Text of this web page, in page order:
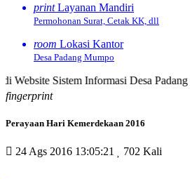
printLayanan Mandiri
Permohonan Surat, Cetak KK, dll
room Lokasi Kantor
Desa Padang Mumpo
Sistem Informasi Desa Padang
fingerprint
Perayaan Hari Kemerdekaan 2016
24 Ags 2016 13:05:21 702 Kali